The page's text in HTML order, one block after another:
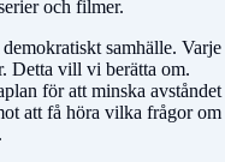
och filmer.
samhälle. Varje
Detta vill vi berätta om.
för att minska avståndet
att få höra vilka frågor om